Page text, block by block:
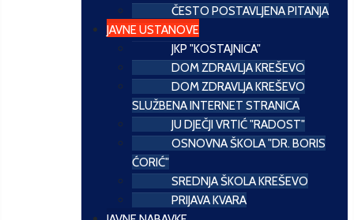
ČESTO POSTAVLJENA PITANJA
JAVNE USTANOVE
JKP "KOSTAJNICA"
DOM ZDRAVLJA KREŠEVO
DOM ZDRAVLJA KREŠEVO
SLUŽBENA INTERNET STRANICA
JU DJEČJI VRTIĆ "RADOST"
OSNOVNA ŠKOLA "DR. BORIS
ĆORIĆ"
SREDNJA ŠKOLA KREŠEVO
PRIJAVA KVARA